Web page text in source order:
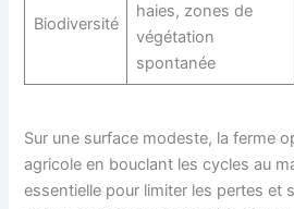
Biodiversité
haies, zones de
végétation
spontanée
Sur une surface modeste, la ferme
agricole en bouclant les cycles au
essentielle pour limiter les pertes et